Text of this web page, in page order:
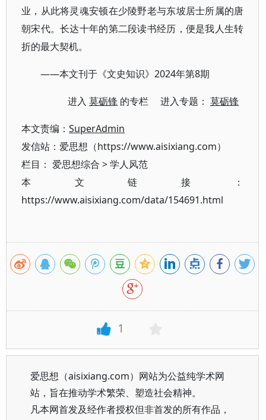
业，从此将灵魂安顿在少陵野老与东坡居士所属的唐
朝宋代。长达十年的第二段读书经历，便是我人生转
折的最大契机。
——本文刊于《文史知识》2024年第8期
进入莫砺锋 的专栏 进入专题：莫砺锋
本文责编： SuperAdmin
发信站：爱思想（https://www.aisixiang.com）
栏目： 爱思想综合 >学人风范
本文链接：
https://www.aisixiang.com/data/154691.html
1
爱思想（aisixiang.com）网站为公益纯学术网
站，旨在推动学术繁荣、塑造社会精神。
凡本网首发及经作者授权但非首发的所有作品，